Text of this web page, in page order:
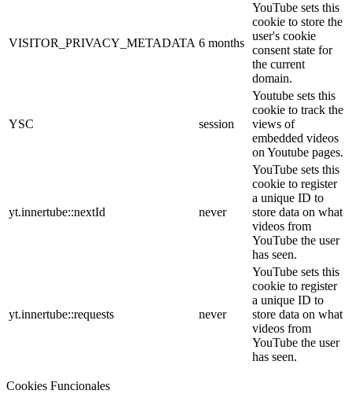
VISITOR_PRIVACY_METADATA 6 months
YouTube sets this
cookie to store the
user's cookie
consent state for
the current
domain.
YSC session
Youtube sets this
cookie to track the
views of
embedded videos
on Youtube pages.
yt.innertube::nextId never
YouTube sets this
cookie to register
a unique ID to
store data on what
videos from
YouTube the user
has seen.
yt.innertube::requests never
YouTube sets this
cookie to register
a unique ID to
store data on what
videos from
YouTube the user
has seen.
Cookies Funcionales